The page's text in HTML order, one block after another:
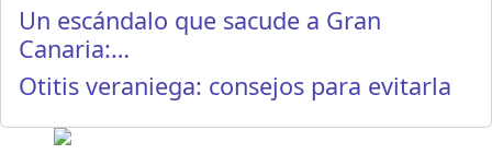
Un escándalo que sacude a Gran
Canaria:…
Otitis veraniega: consejos para evitarla